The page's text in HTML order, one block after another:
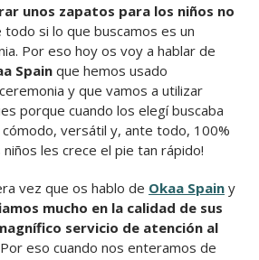
unos zapatos para los niños no
todo si lo que buscamos es un
Por eso hoy os voy a hablar de
Spainque hemos usado
y que vamos a utilizar
porque cuando los elegí buscaba
versátil y, ante todo, 100%
niños les crece el pie tan rápido!
vez que os hablo de Okaa Spain y
mucho en la calidad de sus
servicio de atención al
eso cuando nos enteramos de